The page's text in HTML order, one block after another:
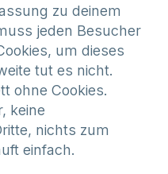
zu deinem
jeden Besucher
um dieses
tut es nicht.
ohne Cookies.
keine
nichts zum
einfach.